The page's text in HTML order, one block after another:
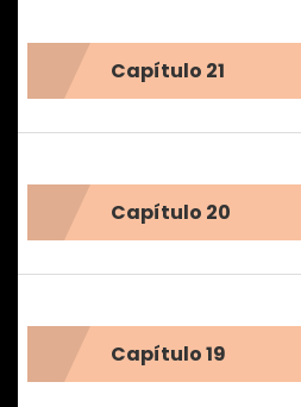
Capítulo 21
Capítulo 20
Capítulo 19